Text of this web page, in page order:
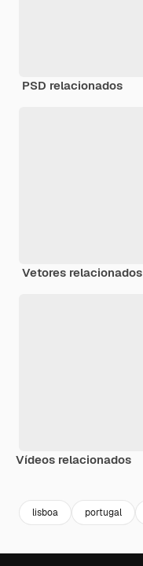
PSD relacionados
Vetores relacionados
Vídeos relacionados
lisboa portugal